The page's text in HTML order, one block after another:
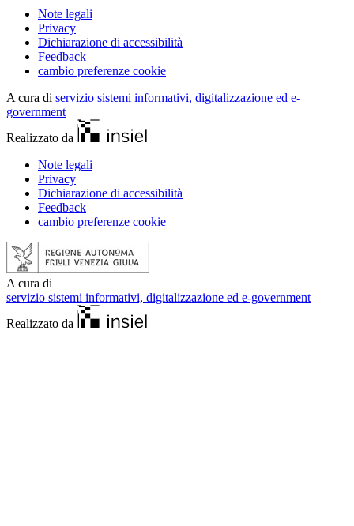
Note legali
Privacy
Dichiarazione di accessibilità
Feedback
cambio preferenze cookie
A cura di servizio sistemi informativi, digitalizzazione ed e-
government
Realizzato da
Note legali
Privacy
Dichiarazione di accessibilità
Feedback
cambio preferenze cookie
A cura di
servizio sistemi informativi, digitalizzazione ed e-government
Realizzato da